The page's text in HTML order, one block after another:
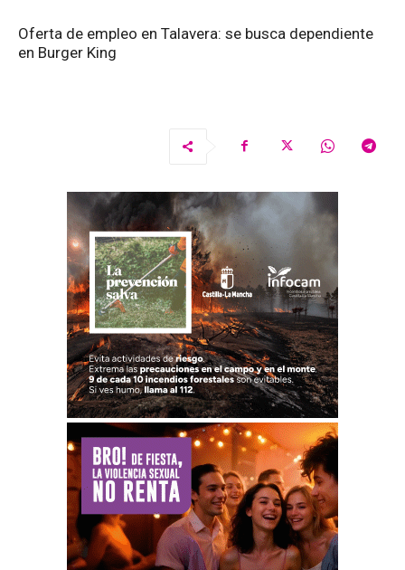
Oferta de empleo en Talavera: se busca dependiente
en Burger King